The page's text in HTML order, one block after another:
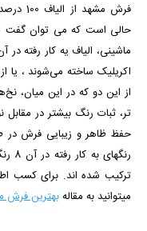
فرش
حالی است که می توان گفت
ماشینی، الیاف یه کار رفته
اکریلیک ساخته می‌شوند ، یا
از این دو که در این میان،
تر، ثبات رنگ بیشتر در
حفظ ظاهر و زیبایی فرش در
ترکیب شده­ اند. برای کسب
میتوانید به مقالهبهترین فرش